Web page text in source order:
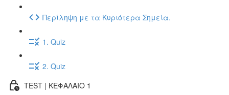
Περίληψη με τα Κυριότερα Σημεία.
1. Quiz
2. Quiz
TEST | ΚΕΦΑΛΑΙΟ 1